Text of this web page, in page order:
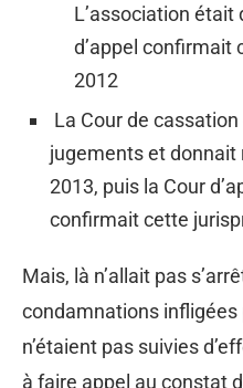
L’association
d’appel confirmait
2012
La Cour de
jugements et donnait
2013, puis la Cour
confirmait cette
Mais, là n’allait pas
condamnations infligées
n’étaient pas suivies
à faire appel au constat